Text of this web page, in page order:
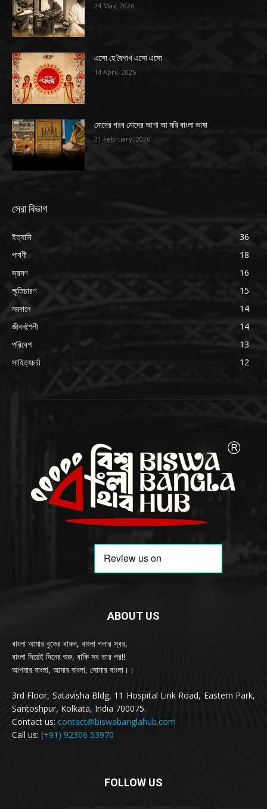
24 May, 2026
এসো হে বৈশাখ এসো এসো
14 April, 2026
মোদের গরব মোদের আশা আ মরি বাংলা ভাষা
21 February, 2026
সেরা বিভাগ
ইত্যাদি
36
পার্বণী
18
ভ্রমণ
16
স্মৃতিচারণ
15
ময়দানে
14
জীবনশৈলী
14
পরিবেশ
13
সাহিত্যচর্চা
12
ABOUT US
বাংলা আমার বুকের বারুদ, বাংলা গলার স্বর,
বাংলা দিয়েই দিনের শুরু, বাকি সব তার পর!!
আপনার বাংলা, আমার বাংলা, সোনার বাংলা।।
3rd Floor, Satavisha Bldg, 11 Hospital Link Road, Eastern Park,
Santoshpur, Kolkata, India 700075.
Contact us: contact@biswabanglahub.com
Call us: (+91) 92306 53970
FOLLOW US